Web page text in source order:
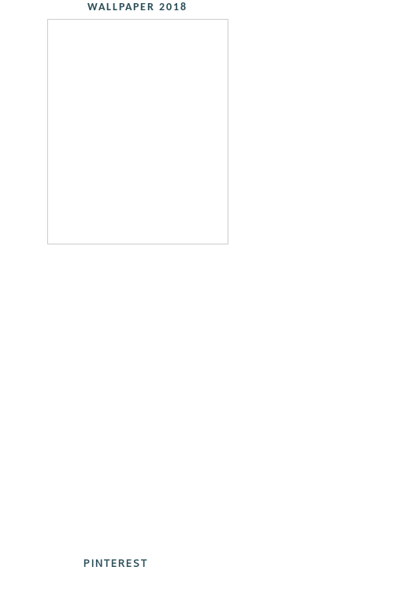
WALLPAPER 2018
PINTEREST